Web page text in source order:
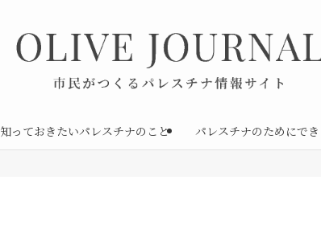
知っておきたいパレスチナのこと パレスチナのためにで